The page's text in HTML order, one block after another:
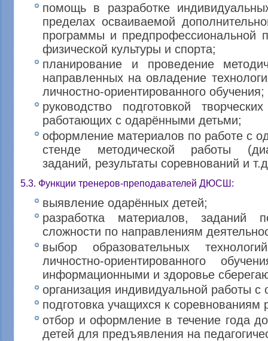
помощь в разработке
пределах осваиваемой
программы и предпрофессиональной
физической культуры и спорта;
планирование и проведение
направленных на овладение
личностно-ориентированного обучения;
руководство подготовкой
работающих с одарёнными детьми;
оформление материалов по работе с
стенде методической работы
заданий, результаты соревнований и
5.3. Функции тренеров-преподавателей ДЮСШ:
выявление одарённых детей;
разработка материалов, заданий
сложности по направлениям
выбор образовательных
личностно-ориентированного
информационными и здоровье
организация индивидуальной работы
подготовка учащихся к соревнованиям
отбор и оформление в течение года
детей для предъявления на